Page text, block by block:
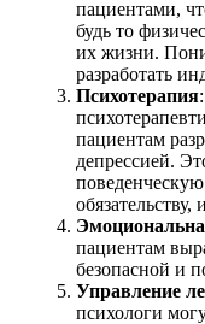
пациентами,
будь то
их жизни.
разработать
Психотерапия
пациентам
депрессией.
пациентам
безопасной и
Управление
психологи